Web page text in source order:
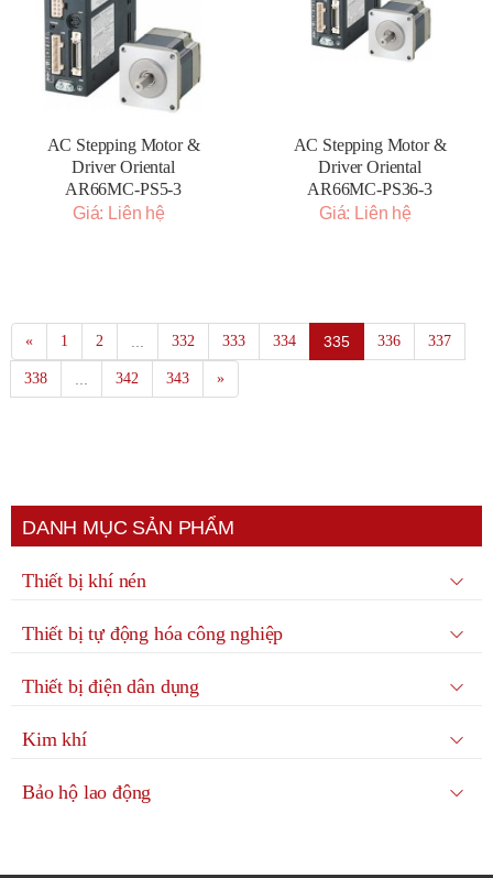
AC Stepping Motor &
Driver Oriental
AR66MC-PS5-3
Giá: Liên hệ
AC Stepping Motor &
Driver Oriental
AR66MC-PS36-3
Giá: Liên hệ
« 1 2 332 333 334 335 336 337
338 342 343 »
DANH MỤC SẢN PHẨM
Thiết bị khí nén
Thiết bị tự động hóa công nghiệp
Thiết bị điện dân dụng
Kim khí
Bảo hộ lao động